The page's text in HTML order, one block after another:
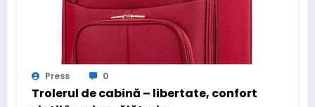
Press 0
Trolerul de cabină – libertate, confort